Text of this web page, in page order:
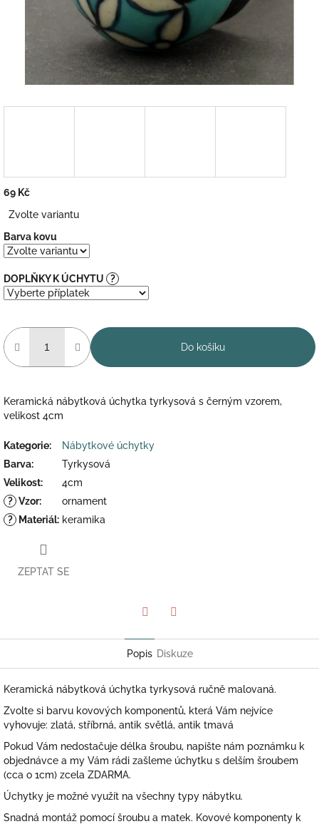
69 Kč
cena:
Zvolte variantu
Barva kovu
DOPLŇKY K ÚCHYTU ?
Do košíku
Keramická nábytková úchytka tyrkysová s černým vzorem,
velikost 4cm
Kategorie:
Nábytkové úchytky
Barva:
Tyrkysová
Velikost:
4cm
? Vzor:
ornament
?
Materiál: keramika
ZEPTAT SE
Popis Diskuze
Keramická nábytková úchytka tyrkysová ručně malovaná.
Zvolte si barvu kovových komponentů, která Vám nejvíce
vyhovuje: zlatá, stříbrná, antik světlá, antik tmavá
Pokud Vám nedostačuje délka šroubu, napište nám poznámku k
objednávce a my Vám rádi zašleme úchytku s delším šroubem
(cca o 1cm) zcela ZDARMA.
Úchytky je možné využít na všechny typy nábytku.
Snadná montáž pomocí šroubu a matek. Kovové komponenty k